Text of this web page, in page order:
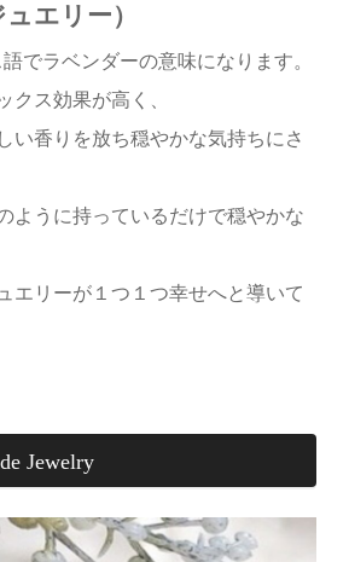
エリー）
でラベンダーの意味になります。
クス効果が高く、
い香りを放ち穏やかな気持ちにさ
ように持っているだけで穏やかな
エリーが１つ１つ幸せへと導いて
Jewelry